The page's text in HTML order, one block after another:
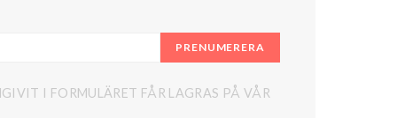
PRENUMERERA
I FORMULÄRET FÅR LAGRAS PÅ VÅR